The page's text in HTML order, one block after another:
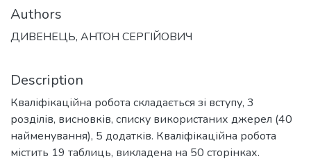
Authors
ДИВЕНЕЦЬ, АНТОН СЕРГІЙОВИЧ
Description
Кваліфікаційна робота складається зі вступу, 3
розділів, висновків, списку використаних джерел (40
найменування), 5 додатків. Кваліфікаційна робота
містить 19 таблиць, викладена на 50 сторінках.